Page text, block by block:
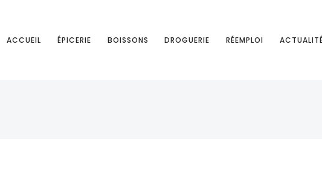
ACCUEIL ÉPICERIE BOISSONS DROGUERIE RÉEMPLOI